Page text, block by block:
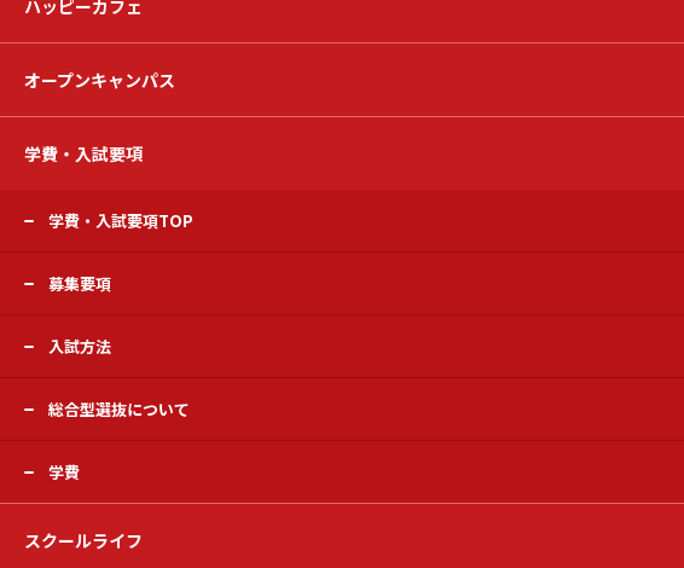
ハッピーカフェ
オープンキャンパス
学費・入試要項
学費・入試要項TOP
募集要項
入試方法
総合型選抜について
学費
スクールライフ